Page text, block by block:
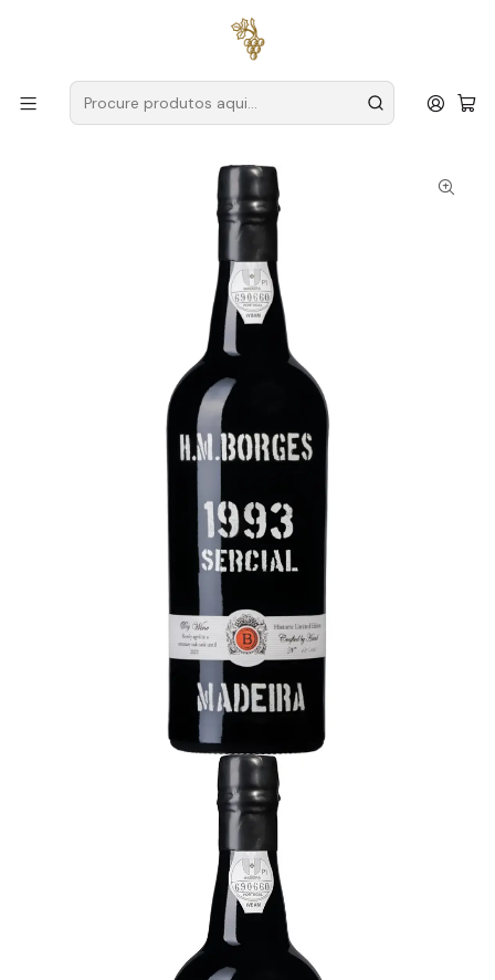
para encomendas a partir de
Produtores Madeira
H.M. Borges
H.M. Borges Verdelho Colheita 1993 Madeira 75cl